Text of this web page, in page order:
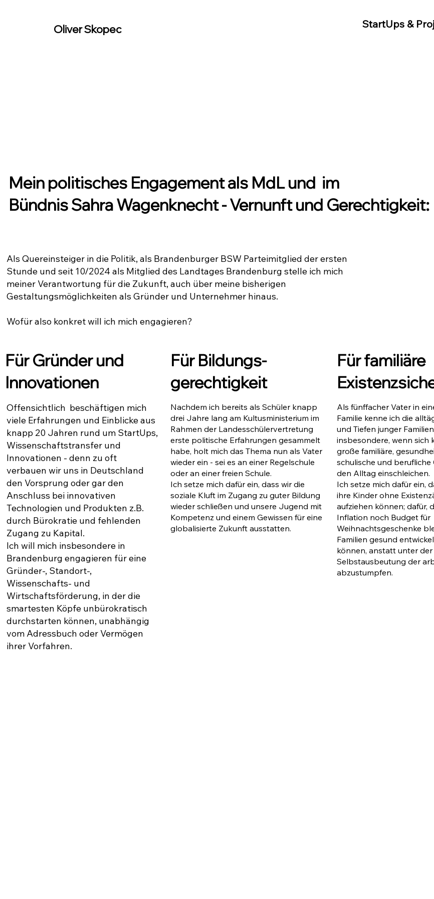
StartUps &
Oliver Skopec
Mein politisches Engagement als MdL und im
Bündnis Sahra Wagenknecht - Vernunft und Gerechtigkeit:
Für Gründer und
Innovationen
Offensichtlich beschäftigen mich
viele Erfahrungen und Einblicke aus
knapp 20 Jahren rund um StartUps,
Wissenschaftstransfer und
Innovationen - denn zu oft
verbauen wir uns in Deutschland
den Vorsprung oder gar den
Anschluss bei innovativen
Technologien und Produkten z.B.
durch Bürokratie und fehlenden
Zugang zu Kapital.
Ich will mich insbesondere in
Brandenburg engagieren für eine
Gründer-, Standort-,
Wissenschafts- und
Wirtschaftsförderung, in der die
smartesten Köpfe unbürokratisch
durchstarten können, unabhängig
vom Adressbuch oder Vermögen
ihrer Vorfahren.
Als fünffacher Vater in
Familie kenne ich die
und Tiefen junger
insbesondere, wenn sich
große familiäre,
schulische und berufliche
den Alltag einschleichen.
Ich setze mich dafür ein,
ihre Kinder ohne
aufziehen können; dafür,
Inflation noch Budget für
Weihnachtsgeschenke
Familien gesund
können, anstatt unter der
Selbstausbeutung der
abzustumpfen.
Für familiäre
Für Bildungs-
gerechtigkeit
Nachdem ich bereits als Schüler knapp
drei Jahre lang am Kultusministerium im
Rahmen der Landesschülervertretung
erste politische Erfahrungen gesammelt
habe, holt mich das Thema nun als Vater
wieder ein - sei es an einer Regelschule
oder an einer freien Schule.
Ich setze mich dafür ein, dass wir die
soziale Kluft im Zugang zu guter Bildung
wieder schließen und unsere Jugend mit
Kompetenz und einem Gewissen für eine
globalisierte Zukunft ausstatten.
Als Quereinsteiger in die Politik, als Brandenburger BSW Parteimitglied der ersten
Stunde und seit 10/2024 als Mitglied des Landtages Brandenburg stelle ich mich
meiner Verantwortung für die Zukunft, auch über meine bisherigen
Gestaltungsmöglichkeiten als Gründer und Unternehmer hinaus.
Wofür also konkret will ich mich engagieren?